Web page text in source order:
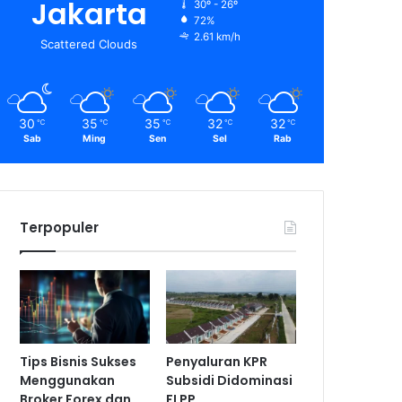
Jakarta
Scattered Clouds
30º - 26º
72%
2.61 km/h
30 ℃
Sab
35 ℃
Ming
35 ℃
Sen
32 ℃
Sel
32 ℃
Rab
Terpopuler
Tips Bisnis Sukses
Menggunakan
Penyaluran KPR
Subsidi Didominasi